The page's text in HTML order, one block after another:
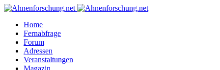
Home
Fernabfrage
Forum
Adressen
Veranstaltungen
Magazin